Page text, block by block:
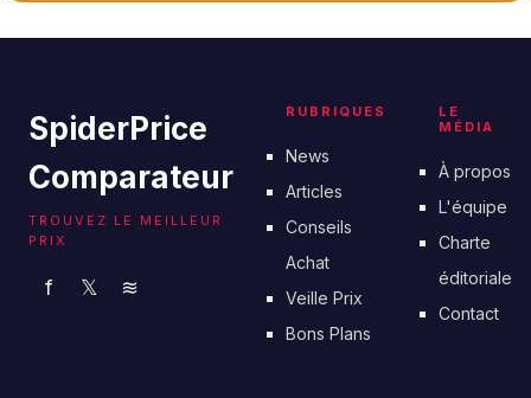
SpiderPrice
Comparateur
TROUVEZ LE MEILLEUR
PRIX
f 𝕏 ≋
RUBRIQUES
News
Articles
Conseils
Achat
Veille Prix
Bons Plans
LE
MÉDIA
À propos
L'équipe
Charte
éditoriale
Contact